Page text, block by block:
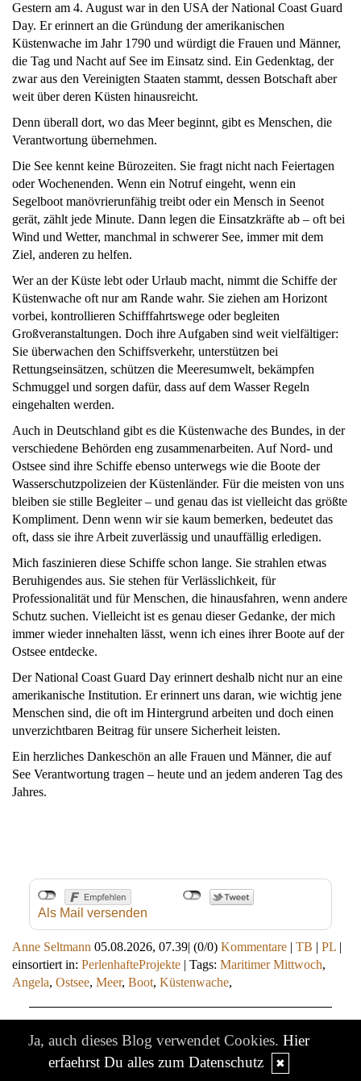
Gestern am 4. August war in den USA der National Coast Guard
Day. Er erinnert an die Gründung der amerikanischen
Küstenwache im Jahr 1790 und würdigt die Frauen und Männer,
die Tag und Nacht auf See im Einsatz sind. Ein Gedenktag, der
zwar aus den Vereinigten Staaten stammt, dessen Botschaft aber
weit über deren Küsten hinausreicht.
Denn überall dort, wo das Meer beginnt, gibt es Menschen, die
Verantwortung übernehmen.
Die See kennt keine Bürozeiten. Sie fragt nicht nach Feiertagen
oder Wochenenden. Wenn ein Notruf eingeht, wenn ein
Segelboot manövrierunfähig treibt oder ein Mensch in Seenot
gerät, zählt jede Minute. Dann legen die Einsatzkräfte ab – oft bei
Wind und Wetter, manchmal in schwerer See, immer mit dem
Ziel, anderen zu helfen.
Wer an der Küste lebt oder Urlaub macht, nimmt die Schiffe der
Küstenwache oft nur am Rande wahr. Sie ziehen am Horizont
vorbei, kontrollieren Schifffahrtswege oder begleiten
Großveranstaltungen. Doch ihre Aufgaben sind weit vielfältiger:
Sie überwachen den Schiffsverkehr, unterstützen bei
Rettungseinsätzen, schützen die Meeresumwelt, bekämpfen
Schmuggel und sorgen dafür, dass auf dem Wasser Regeln
eingehalten werden.
Auch in Deutschland gibt es die Küstenwache des Bundes, in der
verschiedene Behörden eng zusammenarbeiten. Auf Nord- und
Ostsee sind ihre Schiffe ebenso unterwegs wie die Boote der
Wasserschutzpolizeien der Küstenländer. Für die meisten von uns
bleiben sie stille Begleiter – und genau das ist vielleicht das größte
Kompliment. Denn wenn wir sie kaum bemerken, bedeutet das
oft, dass sie ihre Arbeit zuverlässig und unauffällig erledigen.
Mich faszinieren diese Schiffe schon lange. Sie strahlen etwas
Beruhigendes aus. Sie stehen für Verlässlichkeit, für
Professionalität und für Menschen, die hinausfahren, wenn andere
Schutz suchen. Vielleicht ist es genau dieser Gedanke, der mich
immer wieder innehalten lässt, wenn ich eines ihrer Boote auf der
Ostsee entdecke.
Der National Coast Guard Day erinnert deshalb nicht nur an eine
amerikanische Institution. Er erinnert uns daran, wie wichtig jene
Menschen sind, die oft im Hintergrund arbeiten und doch einen
unverzichtbaren Beitrag für unsere Sicherheit leisten.
Ein herzliches Dankeschön an alle Frauen und Männer, die auf
See Verantwortung tragen – heute und an jedem anderen Tag des
Jahres.
Als Mail versenden
Anne Seltmann 05.08.2026, 07.39| (0/0) Kommentare | TB | PL |
einsortiert in: PerlenhafteProjekte | Tags: Maritimer Mittwoch,
Angela, Ostsee, Meer, Boot, Küstenwache,
Black and White
Ja, auch dieses Blog verwendet Cookies. Hier
erfaehrst Du alles zum Datenschutz
✖